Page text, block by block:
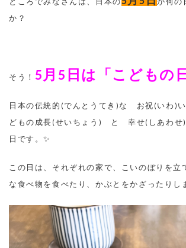
ところでみなさんは、日本の が何の
か？
そう！ 5月 5 日は「こどもの
日本の伝統的 (でんとうてき ) な お祝 ( いわ )
どもの成長 ( せいちょう ) と 幸せ( しあわせ
日です。✨
この日は、それぞれの家で、こいのぼりを立
な食べ物を食べたり、かぶとをかざったりし